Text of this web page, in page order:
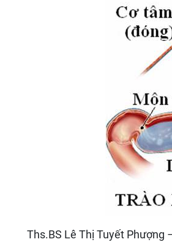
Ths.BS Lê Thị Tuyết Phượng